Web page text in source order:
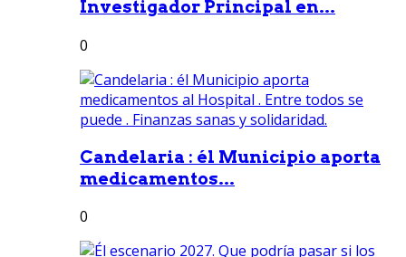
Investigador Principal en...
0
Candelaria : él Municipio aporta
medicamentos...
0